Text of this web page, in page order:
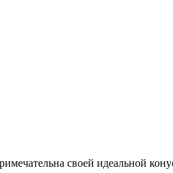
своей идеальной